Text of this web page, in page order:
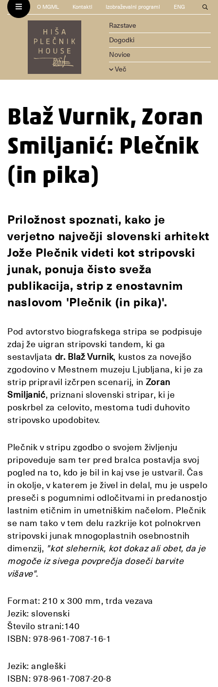
O MGML Kontakti Izobraževalni programi ENG
Razstave
Dogodki
Novice
Več
Blaž Vurnik, Zoran
Smiljanić: Plečnik
(in pika)
Priložnost spoznati, kako je
verjetno največji slovenski arhitekt
Jože Plečnik videti kot stripovski
junak, ponuja čisto sveža
publikacija, strip z enostavnim
naslovom 'Plečnik (in pika)'.
Pod avtorstvo biografskega stripa se podpisuje
zdaj že uigran stripovski tandem, ki ga
sestavljata dr. Blaž Vurnik, kustos za novejšo
zgodovino v Mestnem muzeju Ljubljana, ki je za
strip pripravil izčrpen scenarij, in Zoran
Smiljanić, priznani slovenski stripar, ki je
poskrbel za celovito, mestoma tudi duhovito
stripovsko upodobitev.
Plečnik v stripu zgodbo o svojem življenju
pripoveduje sam ter pred bralca postavlja svoj
pogled na to, kdo je bil in kaj vse je ustvaril. Čas
in okolje, v katerem je živel in delal, mu je uspelo
preseči s pogumnimi odločitvami in predanostjo
lastnim etičnim in umetniškim načelom. Plečnik
se nam tako v tem delu razkrije kot polnokrven
stripovski junak mnogoplastnih osebnostnih
dimenzij, "kot slehernik, kot dokaz ali obet, da je
mogoče iz sivega povprečja doseči barvite
višave".
Format: 210 x 300 mm, trda vezava
Jezik: slovenski
Število strani:140
ISBN: 978-961-7087-16-1
Jezik: angleški
ISBN: 978-961-7087-20-8